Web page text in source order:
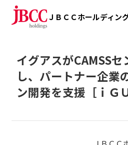
ＪＢＣＣホールディン
イグアスがCAMSS
し、パートナー企業
ン開発を支援［ｉＧ